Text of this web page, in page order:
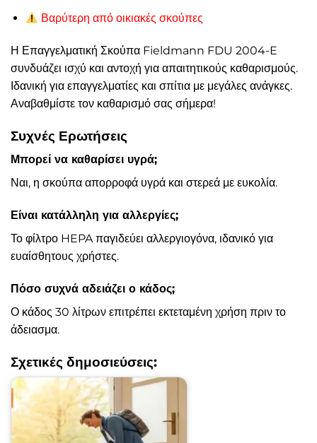
Βαρύτερη από οικιακές σκούπες
Η Επαγγελματική Σκούπα Fieldmann FDU 2004-E
συνδυάζει ισχύ και αντοχή για απαιτητικούς καθαρισμούς.
Ιδανική για επαγγελματίες και σπίτια με μεγάλες ανάγκες.
Αναβαθμίστε τον καθαρισμό σας σήμερα!
Συχνές Ερωτήσεις
Μπορεί να καθαρίσει υγρά;
Ναι, η σκούπα απορροφά υγρά και στερεά με ευκολία.
Είναι κατάλληλη για αλλεργίες;
Το φίλτρο HEPA παγιδεύει αλλεργιογόνα, ιδανικό για
ευαίσθητους χρήστες.
Πόσο συχνά αδειάζει ο κάδος;
Ο κάδος 30 λίτρων επιτρέπει εκτεταμένη χρήση πριν το
άδειασμα.
Σχετικές δημοσιεύσεις: